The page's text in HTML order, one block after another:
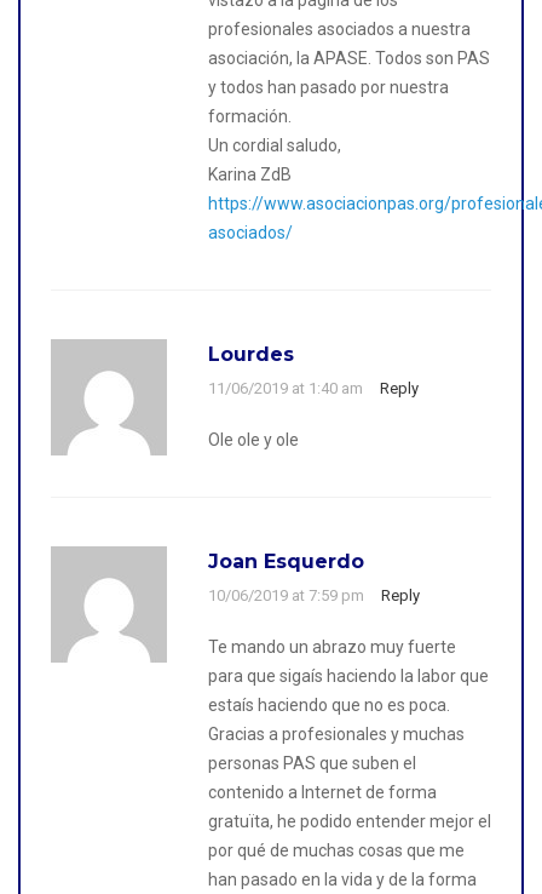
profesionales asociados a nuestra
asociación, la APASE. Todos son PAS
y todos han pasado por nuestra
formación.
Un cordial saludo,
Karina ZdB
https://www.asociacionpas.org/
asociados/
Lourdes
11/06/2019 at 1:40 am Reply
Ole ole y ole
Joan Esquerdo
10/06/2019 at 7:59 pm Reply
Te mando un abrazo muy fuerte
para que sigaís haciendo la labor que
estaís haciendo que no es poca.
Gracias a profesionales y muchas
personas PAS que suben el
contenido a Internet de forma
gratuïta, he podido entender mejor el
por qué de muchas cosas que me
han pasado en la vida y de la forma